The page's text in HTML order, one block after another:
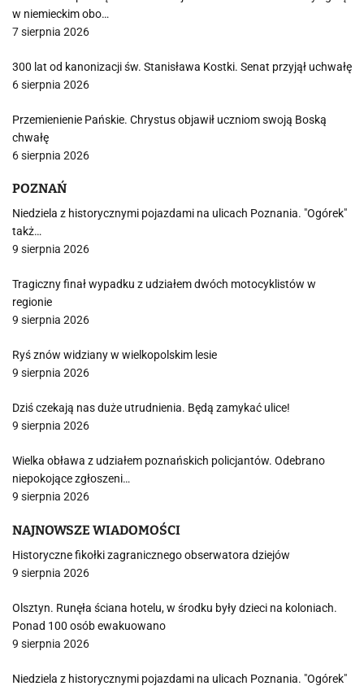
w niemieckim obo…
7 sierpnia 2026
300 lat od kanonizacji św. Stanisława Kostki. Senat przyjął uchwałę
6 sierpnia 2026
Przemienienie Pańskie. Chrystus objawił uczniom swoją Boską
chwałę
6 sierpnia 2026
POZNAŃ
Niedziela z historycznymi pojazdami na ulicach Poznania. "Ogórek"
takż…
9 sierpnia 2026
Tragiczny finał wypadku z udziałem dwóch motocyklistów w
regionie
9 sierpnia 2026
Ryś znów widziany w wielkopolskim lesie
9 sierpnia 2026
Dziś czekają nas duże utrudnienia. Będą zamykać ulice!
9 sierpnia 2026
Wielka obława z udziałem poznańskich policjantów. Odebrano
niepokojące zgłoszeni…
9 sierpnia 2026
NAJNOWSZE WIADOMOŚCI
Historyczne fikołki zagranicznego obserwatora dziejów
9 sierpnia 2026
Olsztyn. Runęła ściana hotelu, w środku były dzieci na koloniach.
Ponad 100 osób ewakuowano
9 sierpnia 2026
Niedziela z historycznymi pojazdami na ulicach Poznania. "Ogórek"